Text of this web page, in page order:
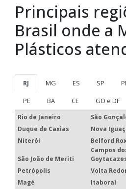
Principais
Brasil onde a
Plásticos
RJ MG ES SP
PE
BA CE GO e DF
Rio de Janeiro
São
Duque de Caxias
Nova
Niterói
Belford
São João de Meriti
Campos
Petrópolis
Volta
Magé
Itaboraí